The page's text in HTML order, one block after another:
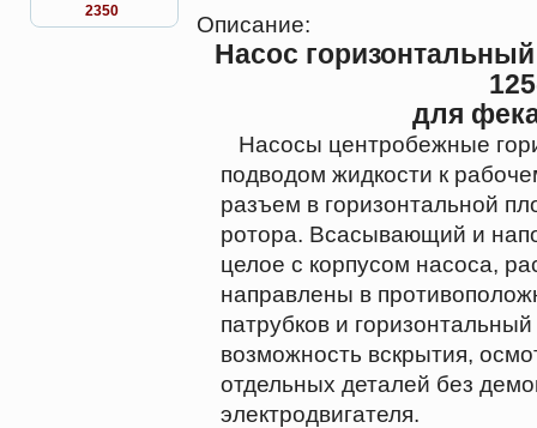
2350
Описание:
Насос
для
Насосы центробежные
подводом жидкости к
разъем в горизонтальной
ротора. Всасывающий и
целое с корпусом насоса,
направлены в
патрубков и
возможность вскрытия,
отдельных деталей без
электродвигателя.